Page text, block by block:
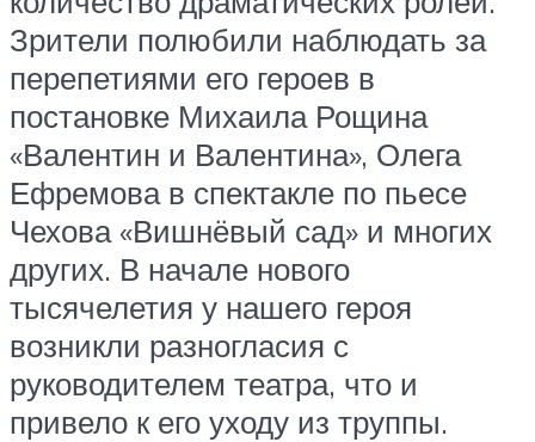
Зрители полюбили наблюдать за
перепетиями его героев в
постановке Михаила Рощина
«Валентин и Валентина», Олега
Ефремова в спектакле по пьесе
Чехова «Вишнёвый сад» и многих
других. В начале нового
тысячелетия у нашего героя
возникли разногласия с
руководителем театра, что и
привело к его уходу из труппы.